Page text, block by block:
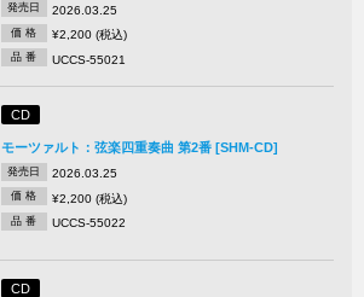
発売日 2026.03.25
価 格 ¥2,200 (税込)
品 番 UCCS-55021
CD
モーツァルト：弦楽四重奏曲 第2番 [SHM-CD]
発売日 2026.03.25
価 格 ¥2,200 (税込)
品 番 UCCS-55022
CD